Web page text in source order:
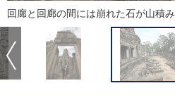
回廊と回廊の間には崩れた石が山積み